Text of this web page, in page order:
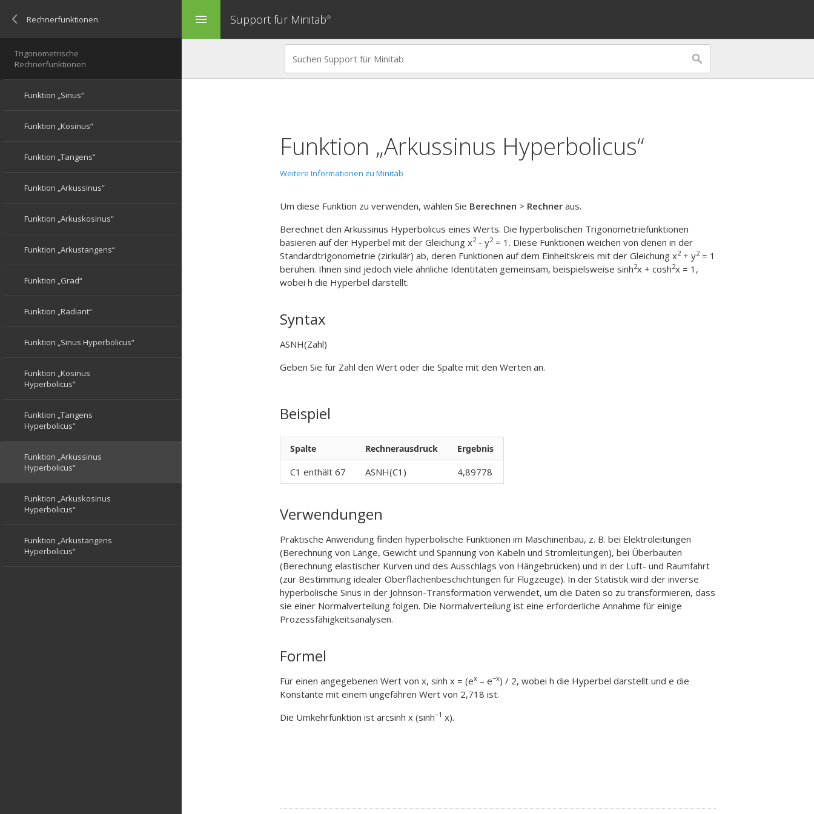
menu Support für Minitab®
Funktion „Arkussinus Hyperbolicus“
Weitere Informationen zu Minitab
Um diese Funktion zu verwenden, wählen Sie Berechnen > Rechner aus.
Berechnet den Arkussinus Hyperbolicus eines Werts. Die hyperbolischen Trigonometriefunktionen
basieren auf der Hyperbel mit der Gleichung x2- y2= 1. Diese Funktionen weichen von denen in der
Standardtrigonometrie (zirkulär) ab, deren Funktionen auf dem Einheitskreis mit der Gleichung x2+ y2= 1
beruhen. Ihnen sind jedoch viele ähnliche Identitäten gemeinsam, beispielsweise sinh2x + cosh2x = 1,
wobei h die Hyperbel darstellt.
Syntax
ASNH(Zahl)
Geben Sie für Zahl den Wert oder die Spalte mit den Werten an.
Beispiel
Spalte Rechnerausdruck Ergebnis
C1 enthält 67 ASNH(C1) 4,89778
Verwendungen
Praktische Anwendung finden hyperbolische Funktionen im Maschinenbau, z. B. bei Elektroleitungen
(Berechnung von Länge, Gewicht und Spannung von Kabeln und Stromleitungen), bei Überbauten
(Berechnung elastischer Kurven und des Ausschlags von Hängebrücken) und in der Luft- und Raumfahrt
(zur Bestimmung idealer Oberflächenbeschichtungen für Flugzeuge). In der Statistik wird der inverse
hyperbolische Sinus in der Johnson-Transformation verwendet, um die Daten so zu transformieren, dass
sie einer Normalverteilung folgen. Die Normalverteilung ist eine erforderliche Annahme für einige
Prozessfähigkeitsanalysen.
Formel
Für einen angegebenen Wert von x, sinh x = (ex – e−x) / 2, wobei h die Hyperbel darstellt und e die
Konstante mit einem ungefähren Wert von 2,718 ist.
Die Umkehrfunktion ist arcsinh x (sinh−1 x).